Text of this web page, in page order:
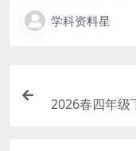
学科资料星
2026春四年级